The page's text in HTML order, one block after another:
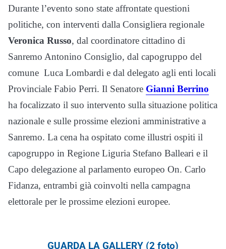
Durante l’evento sono state affrontate questioni
politiche, con interventi dalla Consigliera regionale
Veronica Russo, dal coordinatore cittadino di
Sanremo Antonino Consiglio, dal capogruppo del
comune Luca Lombardi e dal delegato agli enti locali
Provinciale Fabio Perri. Il Senatore Gianni Berrino
ha focalizzato il suo intervento sulla situazione politica
nazionale e sulle prossime elezioni amministrative a
Sanremo. La cena ha ospitato come illustri ospiti il
capogruppo in Regione Liguria Stefano Balleari e il
Capo delegazione al parlamento europeo On. Carlo
Fidanza, entrambi già coinvolti nella campagna
elettorale per le prossime elezioni europee.
GUARDA LA GALLERY (2 foto)